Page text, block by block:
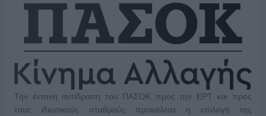
Την έντονη αντίδραση του ΠΑΣΟΚ προς την ΕΡΤ και προς
τους ιδιωτικούς σταθμούς προκάλεσε η επιλογή της